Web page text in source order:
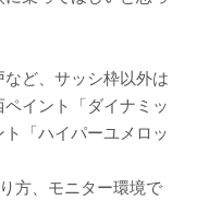
など、サッシ枠以外は
イント「ダイナミッ
「ハイパーユメロッ
方、モニター環境で